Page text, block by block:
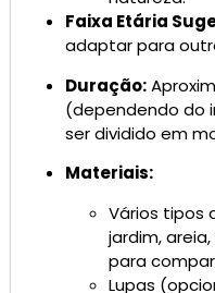
Faixa Etária
adaptar para
Duração:
(dependendo do
ser dividido em
Materiais:
Vários tipos
jardim,
para
Lupas